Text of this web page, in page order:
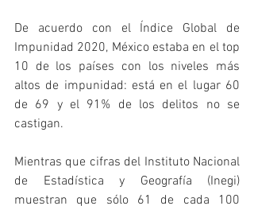
De acuerdo con el Índice Global de
Impunidad 2020, México estaba en el top
10 de los países con los niveles más
altos de impunidad: está en el lugar 60
de 69 y el 91% de los delitos no se
castigan.
Mientras que cifras del Instituto Nacional
de Estadística y Geografía (Inegi)
muestran que sólo 61 de cada 100